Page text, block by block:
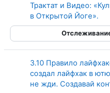
Трактат и Видео:
в Открытой Йоге».
3.10 Правило
создал лайфхак в
не жди. Создавай